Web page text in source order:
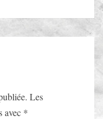
Les
avec *